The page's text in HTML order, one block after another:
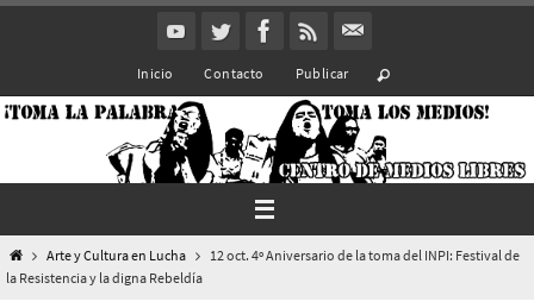
Inicio Contacto Publicar
InicioArte y Cultura en Lucha
12 oct. 4º Aniversario de la toma del INPI: Festival de
la Resistencia y la digna Rebeldía